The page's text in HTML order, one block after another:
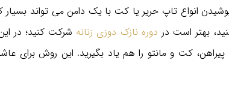
انواع تاپ حریر یا کت با یک دامن می تواند بسیار
بهتر است در دوره نازک دوزی زنانه شرکت کنید؛ در
پیراهن، کت و مانتو را هم یاد بگیرید. این روش برای